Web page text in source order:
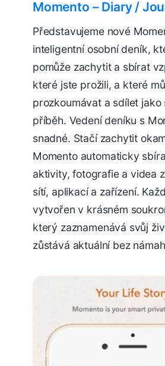
Momento – Diary /
Představujeme nové
inteligentní osobní deník,
pomůže zachytit a sbírat
které jste prožili, a které
prozkoumávat a sdílet jako
příběh. Vedení deníku s
snadné. Stačí zachytit
Momento automaticky
aktivity, fotografie a videa
sítí, aplikací a zařízení.
vytvořen v krásném
který zaznamenává svůj
zůstává aktuální bez